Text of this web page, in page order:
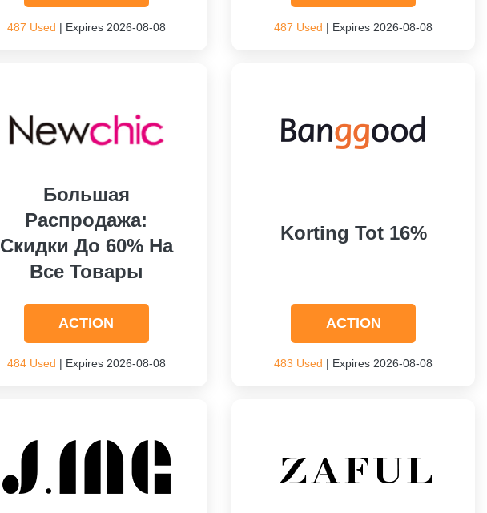
487 Used | Expires 2026-08-08 487 Used | Expires 2026-08-08
Большая
Распродажа:
Скидки До 60% На
Все Товары
ACTION
484 Used | Expires 2026-08-08
Korting Tot 16%
ACTION
483 Used | Expires 2026-08-08